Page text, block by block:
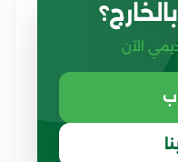
الآن